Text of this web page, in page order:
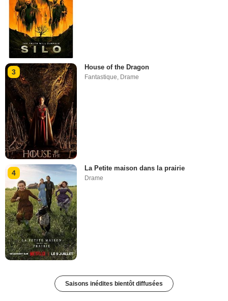
3
House of the Dragon
Fantastique, Drame
4
La Petite maison dans la prairie
Drame
Saisons inédites bientôt diffusées